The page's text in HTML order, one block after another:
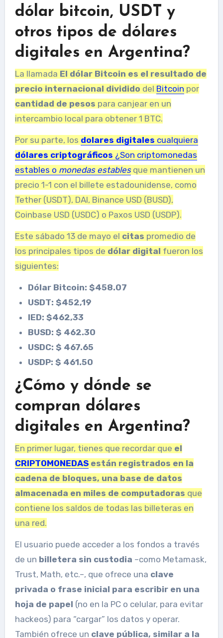
dólar bitcoin, USDT y
otros tipos de dólares
digitales en Argentina?
La llamada El dólar Bitcoin es el resultado de
precio internacional dividido del Bitcoin por
cantidad de pesos para canjear en un
intercambio local para obtener 1 BTC.
Por su parte, los dolares digitales cualquiera
dólares criptográficos ¿Son criptomonedas
estables o monedas establesque mantienen un
precio 1-1 con el billete estadounidense, como
Tether (USDT), DAI, Binance USD (BUSD),
Coinbase USD (USDC) o Paxos USD (USDP).
Este sábado 13 de mayo el citas promedio de
los principales tipos de dólar digital fueron los
siguientes:
Dólar Bitcoin: $458.07
USDT: $452,19
IED: $462,33
BUSD: $ 462.30
USDC: $ 467.65
USDP: $ 461.50
¿Cómo y dónde se
compran dólares
digitales en Argentina?
En primer lugar, tienes que recordar que el
CRIPTOMONEDASestán registrados en la
cadena de bloques, una base de datos
almacenada en miles de computadoras que
contiene los saldos de todas las billeteras en
una red.
El usuario puede acceder a los fondos a través
de un billetera sin custodia –como Metamask,
Trust, Math, etc.–, que ofrece una clave
privada o frase inicial para escribir en una
hoja de papel (no en la PC o celular, para evitar
hackeos) para “cargar” los datos y operar.
También ofrece un clave pública, similar a la